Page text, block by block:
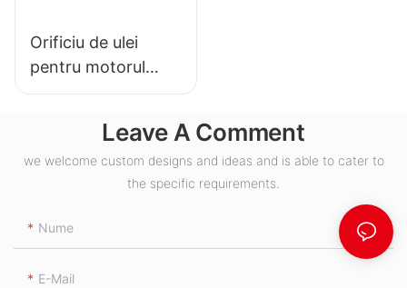
Orificiu de ulei
pentru motorul
hidraulic BMH S
Leave A Comment
we welcome custom designs and ideas and is able to cater to
the specific requirements.
Nume
E-Mail